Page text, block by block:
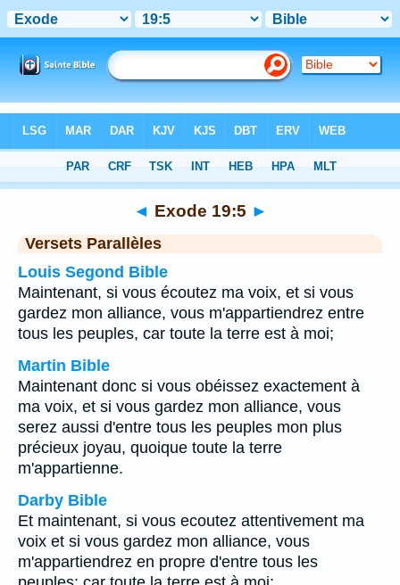
Chapitre 19> Verset 5
◄ Exode 19:5 ►
Versets Parallèles
Louis Segond Bible
Maintenant, si vous écoutez ma voix, et si vous
gardez mon alliance, vous m'appartiendrez entre
tous les peuples, car toute la terre est à moi;
Martin Bible
Maintenant donc si vous obéissez exactement à
ma voix, et si vous gardez mon alliance, vous
serez aussi d'entre tous les peuples mon plus
précieux joyau, quoique toute la terre
m'appartienne.
Darby Bible
Et maintenant, si vous ecoutez attentivement ma
voix et si vous gardez mon alliance, vous
m'appartiendrez en propre d'entre tous les